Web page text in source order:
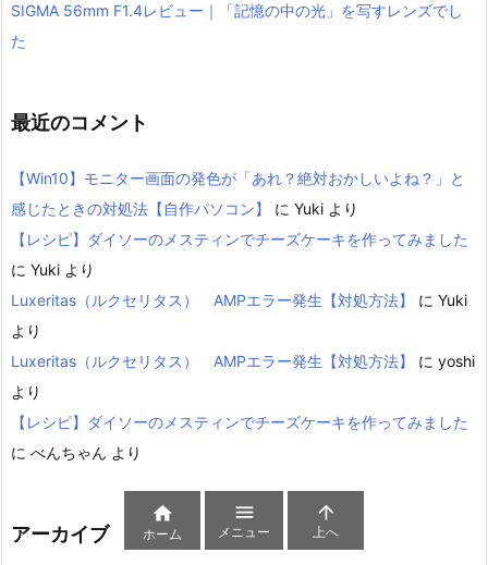
SIGMA 56mm F1.4レビュー｜「記憶の中の光」を写すレンズでし
た
最近のコメント
【Win10】モニター画面の発色が「あれ？絶対おかしいよね？」と
感じたときの対処法【自作パソコン】
に Yuki より
【レシピ】ダイソーのメスティンでチーズケーキを作ってみました
に Yuki より
Luxeritas（ルクセリタス） AMPエラー発生【対処方法】
に Yuki
より
Luxeritas（ルクセリタス） AMPエラー発生【対処方法】
に yoshi
より
【レシピ】ダイソーのメスティンでチーズケーキを作ってみました
に べんちゃん より
アーカイブ

ホーム

メニュー

上へ